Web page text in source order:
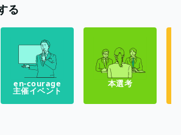
る
en-courage
主催イベント
本選考